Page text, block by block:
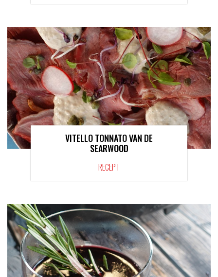
VITELLO TONNATO VAN DE
SEARWOOD
RECEPT